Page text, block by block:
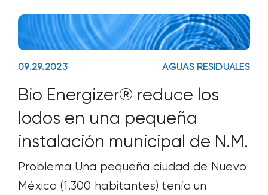
semanas. El sistema con frecuencia
experimentó problemas intermitentes de
formación de espuma y sedimentación,
así como
09.29.2023 AGUAS RESIDUALES
Bio Energizer® reduce los
lodos en una pequeña
instalación municipal de N.M.
Problema Una pequeña ciudad de Nuevo
México (1.300 habitantes) tenía un